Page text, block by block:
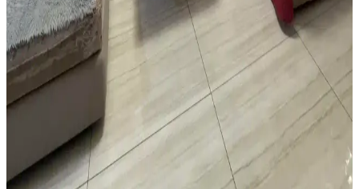
Vintage yatakların mekâna uyumu, boyut ve yerleşim planlaması ile
renk ve dekorasyon uyumu, kişisel tercihlerle dengelenerek yatak
odasında estetik ve fonksiyonellik sağlanır.
Oturma Odası Dekorasyonunda Büyük Mobilya
Değişikliği Olmadan Mekân Yenileme Yöntemleri
Oturma odasında büyük mobilyalar değiştirilmeden halı seçimi,
mobilya örtüleri, aydınlatma, duvar dekorasyonu ve bitkilerle
mekânın sıcaklığı ve estetiği artırılabilir. Katmanlı aydınlatma ve
yumuşak dokular ortamı tamamlar.